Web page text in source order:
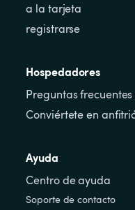
a la tarjeta
registrarse
Hospedadores
Preguntas
Conviértete en
Ayuda
Centro de ayuda
Soporte de contacto